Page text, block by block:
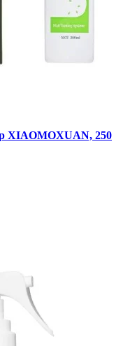
XIAOMOXUAN, 250